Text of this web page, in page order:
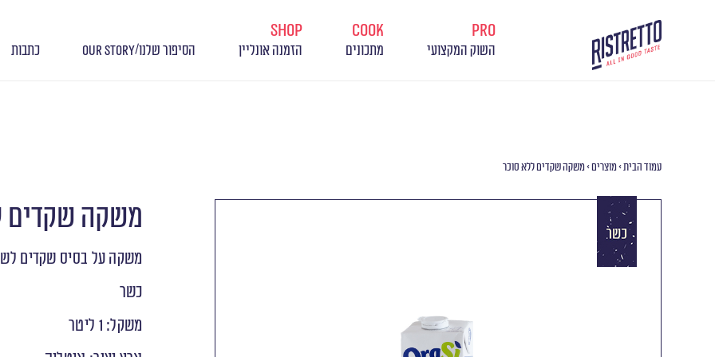
pro
השוק המקצועי
cook
מתכונים
shop
הזמנה אונליין הסיפור שלנו/
OUR STORY כתבות
עמוד הבית>מוצרים>משקה שקדים ללא סוכר
משקה שקדים
משקה על בסיס שקדים
כשר
משקל: 1 ליטר